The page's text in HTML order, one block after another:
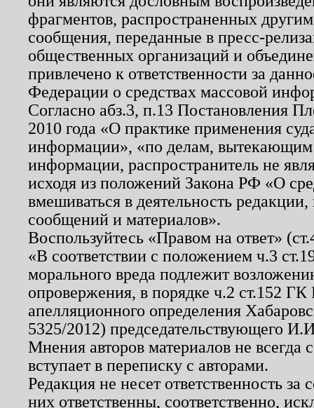
фрагментов, распространенных
сообщения, переданные в пресс-
общественных организаций и
привлечено к ответственности за
Федерации о средствах массовой
Согласно абз.3, п.13 Постановления
2010 года «О практике применения
информации», «по делам, вытекающим
информации, распространитель не
исходя из положений Закона РФ «О
вмешиваться в деятельность
сообщений и материалов».
Воспользуйтесь «Правом на ответ»
«В соответствии с положением ч.3
морального вреда подлежит
опровержения, в порядке ч.2 ст.152
апелляционного определения
5325/2012) председательствующего
Мнения авторов материалов не
вступает в переписку с авторами.
Редакция не несет ответственность
них ответственны, соответственно,